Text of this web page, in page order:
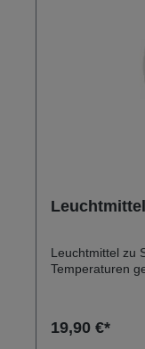
Leuchtmittel zu
19,90 €*